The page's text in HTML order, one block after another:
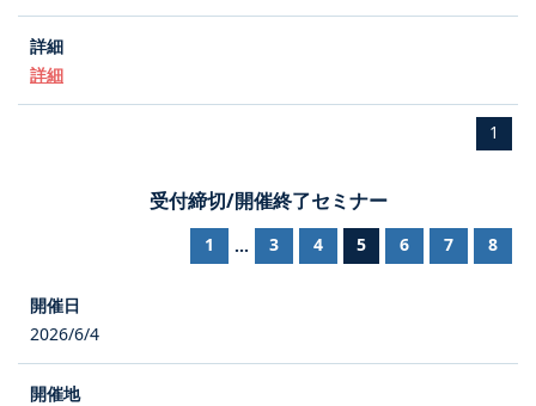
詳細
1
受付締切/開催終了セミナー
1 ... 3 4 5 6 7 8
2026/6/4